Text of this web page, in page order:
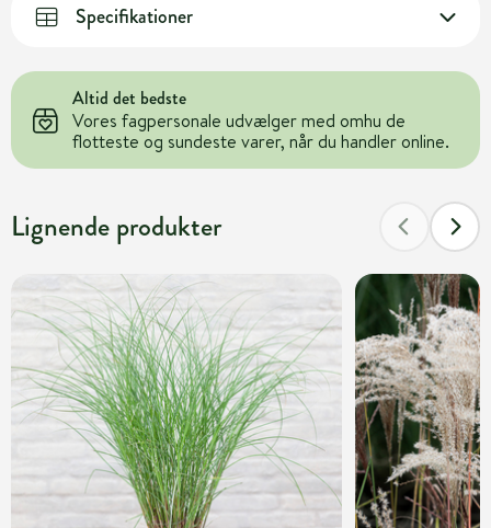
Specifikationer
Altid det bedste
Vores fagpersonale udvælger med omhu de
flotteste og sundeste varer, når du handler online.
Lignende produkter